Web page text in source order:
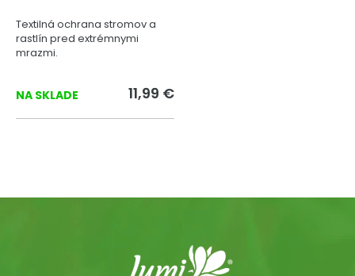
Textilná ochrana stromov a
rastlín pred extrémnymi
mrazmi.
NA SKLADE 11,99 €